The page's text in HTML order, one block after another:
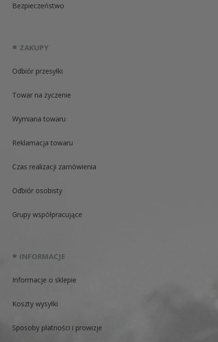
Bezpieczeństwo
ZAKUPY
Odbiór przesyłki
Towar na życzenie
Wymiana towaru
Reklamacja towaru
Czas realizacji zamówienia
Odbiór osobisty
Grupy współpracujące
INFORMACJE
Informacje o sklepie
Koszty wysyłki
Sposoby płatności i prowizje